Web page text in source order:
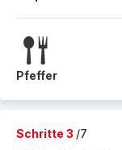
Pfeffer
Schritte 3 /7